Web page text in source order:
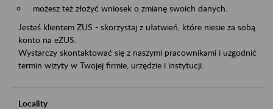
możesz też złożyć wniosek o zmianę swoich danych.
Jesteś klientem ZUS - skorzystaj z ułatwień, które niesie za sobą
konto na eZUS.
Wystarczy skontaktować się z naszymi pracownikami i uzgodnić
termin wizyty w Twojej firmie, urzędzie i instytucji.
Locality